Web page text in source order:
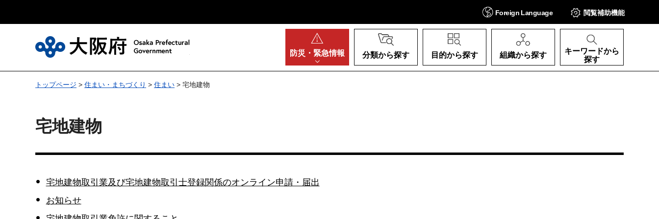
Foreign Language 閲覧補助機能
防災・ 緊急情報 分類から探す 目的から探す 組織から探す
キーワードから
探す
トップページ > 住まい・まちづくり > 住まい > 宅地建物
宅地建物
宅地建物取引業及び宅地建物取引士登録関係のオンライン申請・届出
お知らせ